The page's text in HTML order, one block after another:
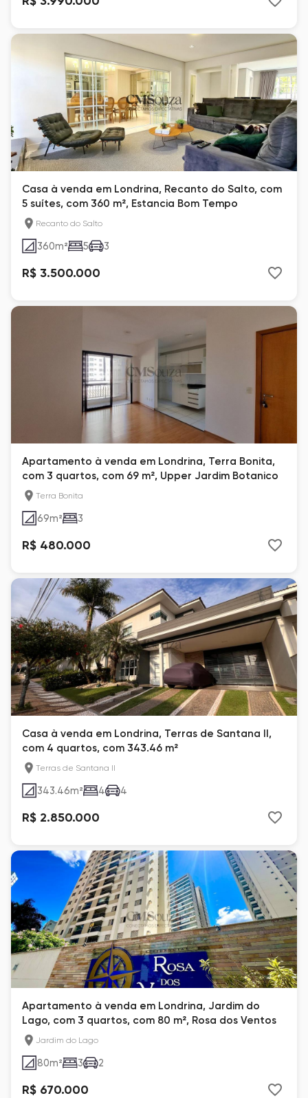
Casa à venda em Londrina, Recanto do Salto, com
5 suítes, com 360 m², Estancia Bom Tempo
Recanto do Salto
360m² 5 3
R$ 3.500.000
Apartamento à venda em Londrina, Terra Bonita,
com 3 quartos, com 69 m², Upper Jardim Botanico
Terra Bonita
69m² 3
R$ 480.000
Casa à venda em Londrina, Terras de Santana II,
com 4 quartos, com 343.46 m²
Terras de Santana II
343.46m² 4 4
R$ 2.850.000
Apartamento à venda em Londrina, Jardim do
Lago, com 3 quartos, com 80 m², Rosa dos Ventos
Jardim do Lago
80m² 3 2
R$ 670.000